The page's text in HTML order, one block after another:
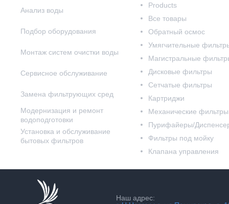
Анализ воды
Подбор оборудования
Монтаж систем очистки воды
Сервисное обслуживание
Замена фильтрующих сред
Модернизация и ремонт
водоподготовки
Установка и обслуживание
бытовых фильтров
Products
Все товары
Обратный осмос
Умягчительные
Магистральные
Дисковые фильтры
Сетчатые фильтры
Картриджи
Механические фильтры
Пурифайеры/
Фильтры под мойку
Клапана управления
Наш адрес: